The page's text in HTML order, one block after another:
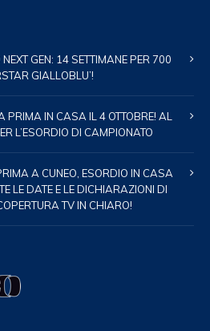
GEN: 14 SETTIMANE PER 700
GIALLOBLU’!
IN CASA IL 4 OTTOBRE! AL
L’ESORDIO DI CAMPIONATO
A CUNEO, ESORDIO IN CASA
LE DATE E LE DICHIARAZIONI DI
TV IN CHIARO!